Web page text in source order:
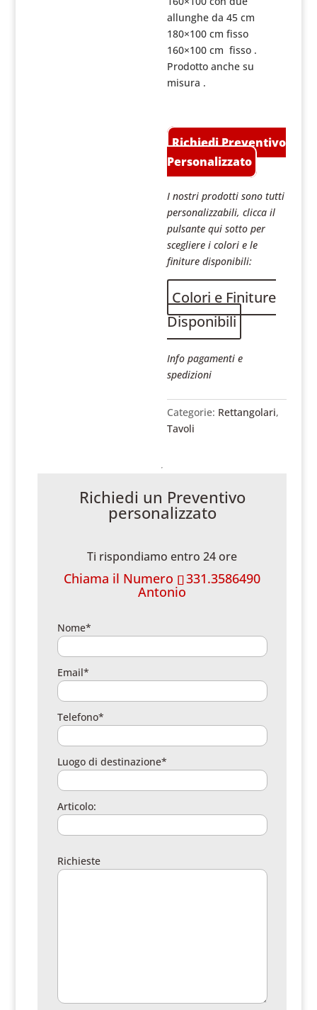
allunghe da 45 cm
180×100 cm fisso
160×100 cm fisso .
Prodotto anche su
misura .
Richiedi Preventivo
Personalizzato
I nostri prodotti sono tutti
personalizzabili, clicca il
pulsante qui sotto per
scegliere i colori e le
finiture disponibili:
Colori e Finiture
Disponibili
Info pagamenti e
spedizioni
Categorie: Rettangolari,
Tavoli
Richiedi un Preventivo
personalizzato
Ti rispondiamo entro 24 ore
Chiama il Numero 331.3586490
Antonio
Nome*
Email*
Telefono*
Luogo di destinazione*
Articolo:
Richieste